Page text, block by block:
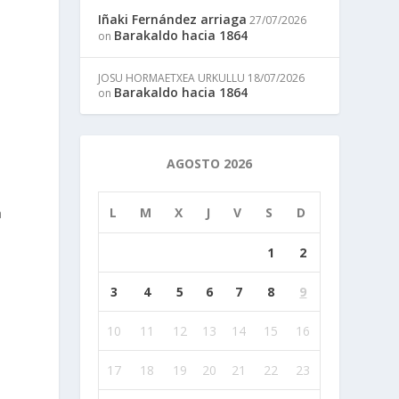
Iñaki Fernández arriaga 27/07/2026
on Barakaldo hacia 1864
JOSU HORMAETXEA URKULLU 18/07/2026
on Barakaldo hacia 1864
AGOSTO 2026
L M X J V S D
1 2
3 4 5 6 7 8 9
10 11 12 13 14 15 16
17 18 19 20 21 22 23